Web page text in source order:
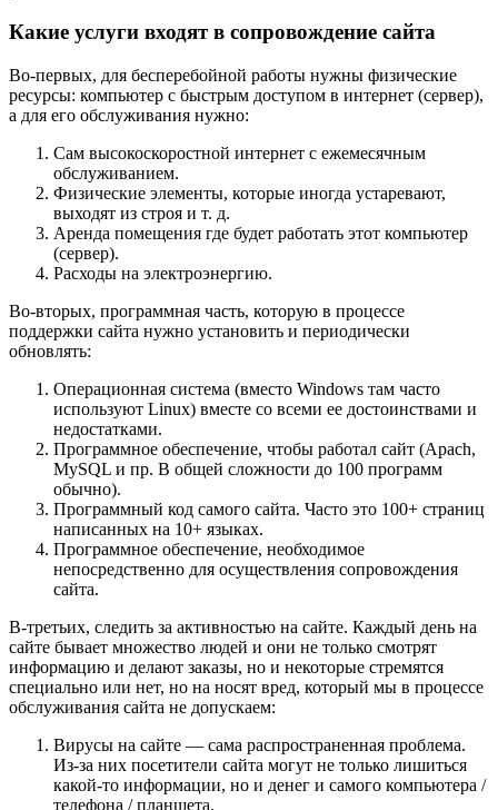
Какие услуги входят в сопровождение сайта
Во-первых, для бесперебойной работы нужны физические
ресурсы: компьютер с быстрым доступом в интернет (сервер),
а для его обслуживания нужно:
Сам высокоскоростной интернет с ежемесячным
обслуживанием.
Физические элементы, которые иногда устаревают,
выходят из строя и т. д.
Аренда помещения где будет работать этот компьютер
(сервер).
Расходы на электроэнергию.
Во-вторых, программная часть, которую в процессе
поддержки сайта нужно установить и периодически
обновлять:
Операционная система (вместо Windows там часто
используют Linux) вместе со всеми ее достоинствами и
недостатками.
Программное обеспечение, чтобы работал сайт (Apach,
MySQL и пр. В общей сложности до 100 программ
обычно).
Программный код самого сайта. Часто это 100+ страниц
написанных на 10+ языках.
Программное обеспечение, необходимое
непосредственно для осуществления сопровождения
сайта.
В-третьих, следить за активностью на сайте. Каждый день на
сайте бывает множество людей и они не только смотрят
информацию и делают заказы, но и некоторые стремятся
специально или нет, но на носят вред, который мы в процессе
обслуживания сайта не допускаем:
Вирусы на сайте — сама распространенная проблема.
Из-за них посетители сайта могут не только лишиться
какой-то информации, но и денег и самого компьютера /
телефона / планшета.